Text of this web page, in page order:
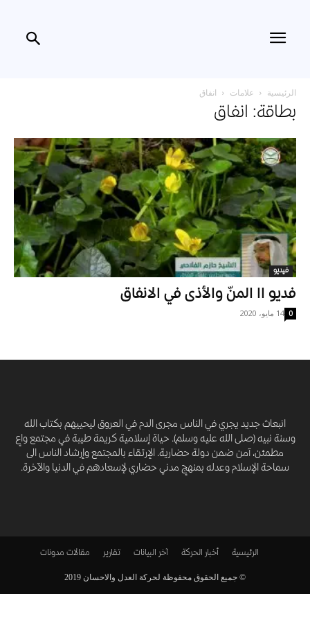
الرئيسية علامات انفاق
بطاقة: انفاق
فيديو
فديو اا المنّ والأذى في الانفاق
14 مايو، 2020 0
انبعاث جديد يجري في الناس مجرى الدم في العروق ليحييهم بكتاب الله
وسنة نبيه (صلى الله عليه وسلم). حياة إسلامية كريمة طيبة في مجتمع واعٍ
مطمئن، آمن ضمن دولة حضارية. الإرتقاء بالمجتمع وإرشاد الناس الى
سماحة الإسلام وعدله بمنهجٍ مدني حضاري لإسعادهم في الدنيا والآخرة.
الرئيسية أخبار الحركة آخر البيانات تقارير مقالات مدونات
© جميع الحقوق محفوظة لحركة العدل والاحسان 2019